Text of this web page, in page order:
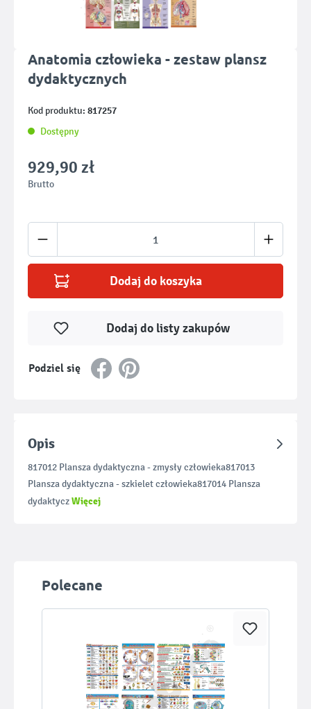
Anatomia człowieka - zestaw plansz
dydaktycznych
Kod produktu: 817257
Dostępny
929,90 zł
Brutto
Ilość produktu: Wprowadź żądaną ilość
Dodaj do koszyka
Podziel się
Dodaj do listy zakupów
Opis
817012 Plansza dydaktyczna - zmysły człowieka817013
Plansza dydaktyczna - szkielet człowieka817014 Plansza
dydaktyczWięcej
Pomiń galerię produktów
Polecane